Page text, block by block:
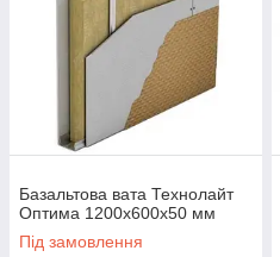
Базальтова вата Технолайт
Оптима 1200х600х50 мм
Під замовлення